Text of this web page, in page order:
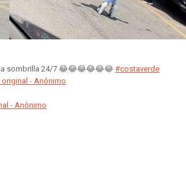
sombrilla 24/7 😂😂😂😂😂😂#costaverde
- Anónimo
- Anónimo